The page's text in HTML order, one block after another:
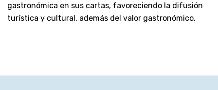
gastronómica en sus cartas, favoreciendo la difusión
turística y cultural, además del valor gastronómico.